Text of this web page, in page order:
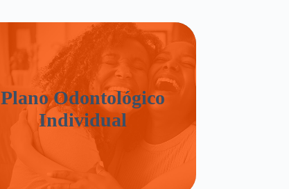
Plano Odontológico
Individual